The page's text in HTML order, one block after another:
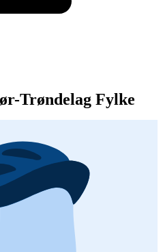
Trøndelag Fylke